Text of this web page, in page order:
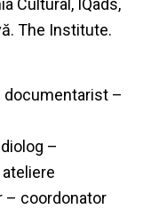
Cultural, IQads,
The Institute.
documentarist –
–
– coordonator